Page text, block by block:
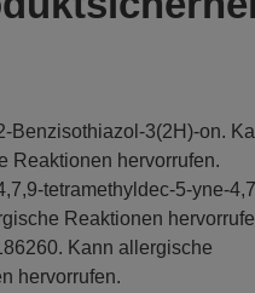
Benzisothiazol-3(2H)-on.
Reaktionen hervorrufen.
tetramethyldec-5-yne-
Reaktionen
Kann allergische
hervorrufen.